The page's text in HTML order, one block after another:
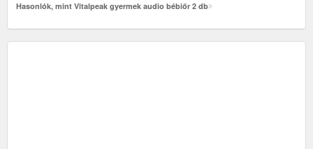
Hasonlók, mint Vitalpeak gyermek audio bébiőr 2 db